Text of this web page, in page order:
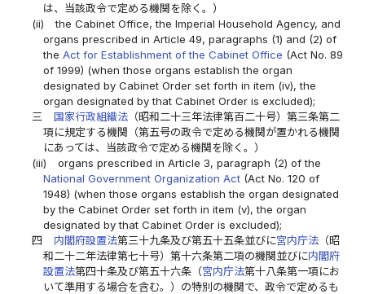
は、当該政令で定める機関を除く。）
(ii)
the Cabinet Office, the Imperial Household Agency, and
organs prescribed in Article 49, paragraphs (1) and (2) of
the Act for Establishment of the Cabinet Office (Act No. 89
of 1999) (when those organs establish the organ
designated by Cabinet Order set forth in item (iv), the
organ designated by that Cabinet Order is excluded);
三
国家行政組織法（昭和二十三年法律第百二十号）第三条第二
項に規定する機関（第五号の政令で定める機関が置かれる機関
にあっては、当該政令で定める機関を除く。）
(iii)
organs prescribed in Article 3, paragraph (2) of the
National Government Organization Act(Act No. 120 of
1948) (when those organs establish the organ designated
by the Cabinet Order set forth in item (v), the organ
designated by that Cabinet Order is excluded);
四
内閣府設置法第三十九条及び第五十五条並びに宮内庁法（昭
和二十二年法律第七十号）第十六条第二項の機関並びに内閣府
設置法第四十条及び第五十六条（宮内庁法第十八条第一項にお
いて準用する場合を含む。）の特別の機関で、政令で定めるも